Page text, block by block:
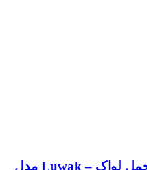
مینی اسپرسوساز قابل حمل لواک – Luwak مدل